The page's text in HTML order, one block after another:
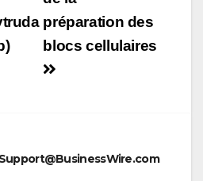
préparation des
blocs cellulaires